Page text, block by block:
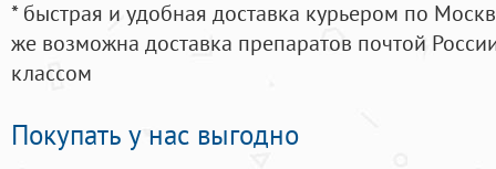
* быстрая и удобная доставка курьером по
же возможна доставка препаратов почтой
классом
Покупать у нас выгодно